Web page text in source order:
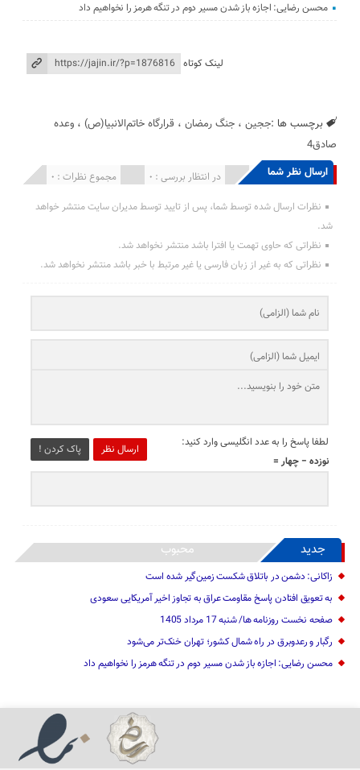
محسن رضایی: اجازه باز شدن مسیر دوم در تنگه هرمز را نخواهیم داد
لینک کوتاه
برچسب ها :ججین ،جنگ رمضان ، قرارگاه خاتم‌الانبیا(ص) ،وعده
صادق4
ارسال نظر شما مجموع نظرات : 0 در انتظار بررسی : 0 انتشار یافته : 0
نظرات ارسال شده توسط شما، پس از تایید توسط مدیران سایت منتشر خواهد
شد.
نظراتی که حاوی تهمت یا افترا باشد منتشر نخواهد شد.
نظراتی که به غیر از زبان فارسی یا غیر مرتبط با خبر باشد منتشر نخواهد شد.
ارسال نظر پاک کردن !
لطفا پاسخ را به عدد انگلیسی وارد کنید:
نوزده − چهار =
جدید محبوب
زاکانی: دشمن در باتلاق شکست زمین‌گیر شده است
به تعویق افتادن پاسخ مقاومت عراق به تجاوز اخیر آمریکایی سعودی
صفحه نخست روزنامه ها/ شنبه 17 مرداد 1405
رگبار و رعدوبرق در راه شمال کشور؛ تهران خنک‌تر می‌شود
محسن رضایی: اجازه باز شدن مسیر دوم در تنگه هرمز را نخواهیم داد